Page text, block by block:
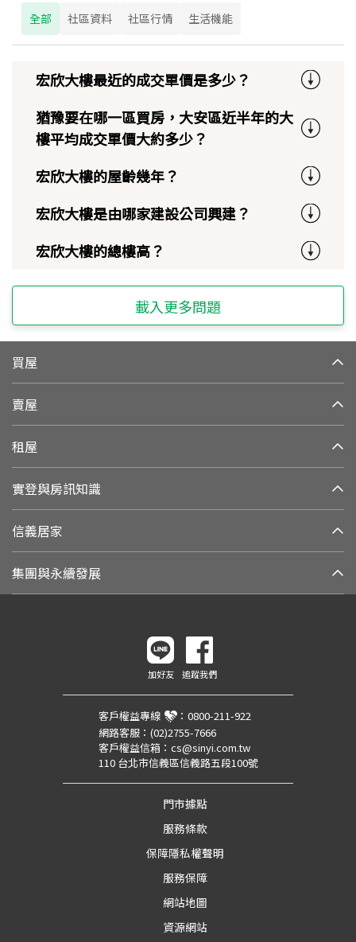
全部 社區資料 社區行情 生活機能
宏欣大樓最近的成交單價是多少？
猶豫要在哪一區買房，大安區近半年的大
樓平均成交單價大約多少？
宏欣大樓的屋齡幾年？
宏欣大樓是由哪家建設公司興建？
宏欣大樓的總樓高？
載入更多問題
買屋
賣屋
租屋
實登與房訊知識
信義居家
集團與永續發展
加好友 追蹤我們
客戶權益專線 ： 0800-211-922
網路客服： (02)2755-7666
客戶權益信箱： cs@sinyi.com.tw
110 台北市信義區信義路五段100號
門市據點
服務條款
保障隱私權聲明
服務保障
網站地圖
資源網站